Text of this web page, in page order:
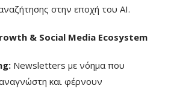
στην εποχή του AI.
& Social Media Ecosystem
Newsletters με νόημα που
και φέρνουν